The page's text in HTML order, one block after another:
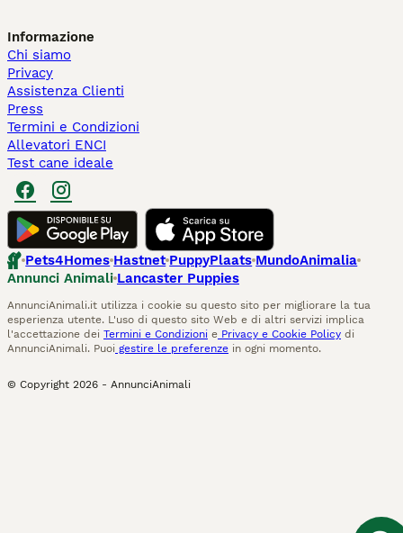
Informazione
Chi siamo
Privacy
Assistenza Clienti
Press
Termini e Condizioni
Allevatori ENCI
Test cane ideale
Pets4Homes Hastnet PuppyPlaats MundoAnimalia
Annunci Animali Lancaster Puppies
AnnunciAnimali.it utilizza i cookie su questo sito per migliorare la tua
esperienza utente. L'uso di questo sito Web e di altri servizi implica
l'accettazione dei Termini e Condizioni e Privacy e Cookie Policy di
AnnunciAnimali. Puoi gestire le preferenze in ogni momento.
© Copyright 2026 - AnnunciAnimali